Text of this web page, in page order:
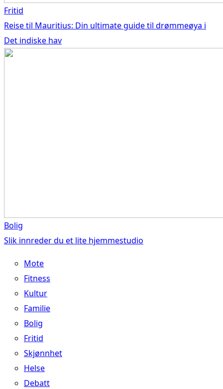
Fritid
Reise til Mauritius: Din ultimate guide til drømmeøya i
Det indiske hav
Bolig
Slik innreder du et lite hjemmestudio
Mote
Fitness
Kultur
Familie
Bolig
Fritid
Skjønnhet
Helse
Debatt